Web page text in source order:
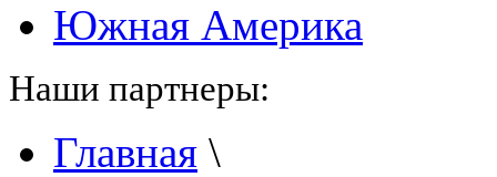
Южная Америка
Наши партнеры:
Главная \